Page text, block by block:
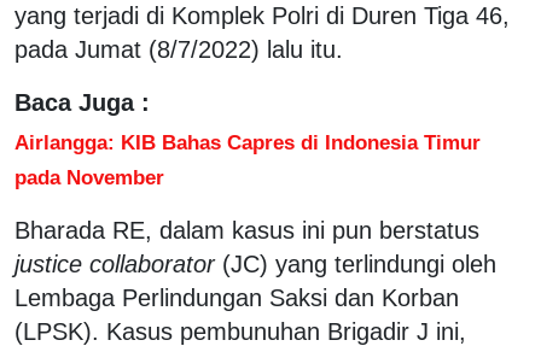
yang terjadi di Komplek Polri di Duren Tiga 46,
pada Jumat (8/7/2022) lalu itu.
Baca Juga :
Airlangga: KIB Bahas Capres di Indonesia Timur
pada November
Bharada RE, dalam kasus ini pun berstatus
justice collaborator(JC) yang terlindungi oleh
Lembaga Perlindungan Saksi dan Korban
(LPSK). Kasus pembunuhan Brigadir J ini,